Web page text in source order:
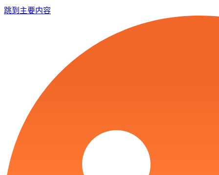
跳到主要内容